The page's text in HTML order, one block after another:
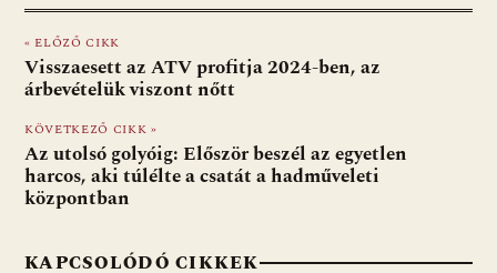
e
b
o
o
k
er at
s
A
p
p
d
di
t
ai
l
t za
m
« ELŐZŐ CIKK
Visszaesett az ATV profitja 2024-ben, az
árbevételük viszont nőtt
KÖVETKEZŐ CIKK »
Az utolsó golyóig: Először beszél az egyetlen
harcos, aki túlélte a csatát a hadműveleti
központban
KAPCSOLÓDÓ CIKKEK